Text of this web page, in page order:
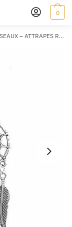
0
ATTRAPES RÊVES ARGENT